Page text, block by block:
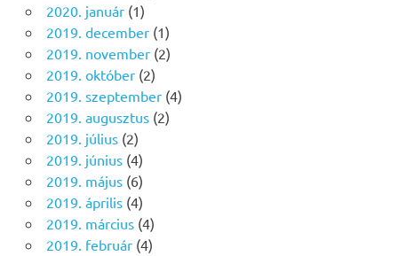
2020. január(1)
2019. december(1)
2019. november(2)
2019. október(2)
2019. szeptember(4)
2019. augusztus(2)
2019. július(2)
2019. június(4)
2019. május(6)
2019. április(4)
2019. március(4)
2019. február(4)